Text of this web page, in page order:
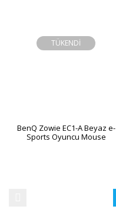
TÜKENDİ
BenQ Zowie EC1-A Beyaz e-
Sports Oyuncu Mouse